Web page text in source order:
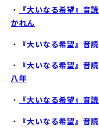
・
『大いなる希望』音
かれん
・
『大いなる希望』
・
『大いなる希望』音
八年
・
『大いなる希望』音
・
『大いなる希望』音